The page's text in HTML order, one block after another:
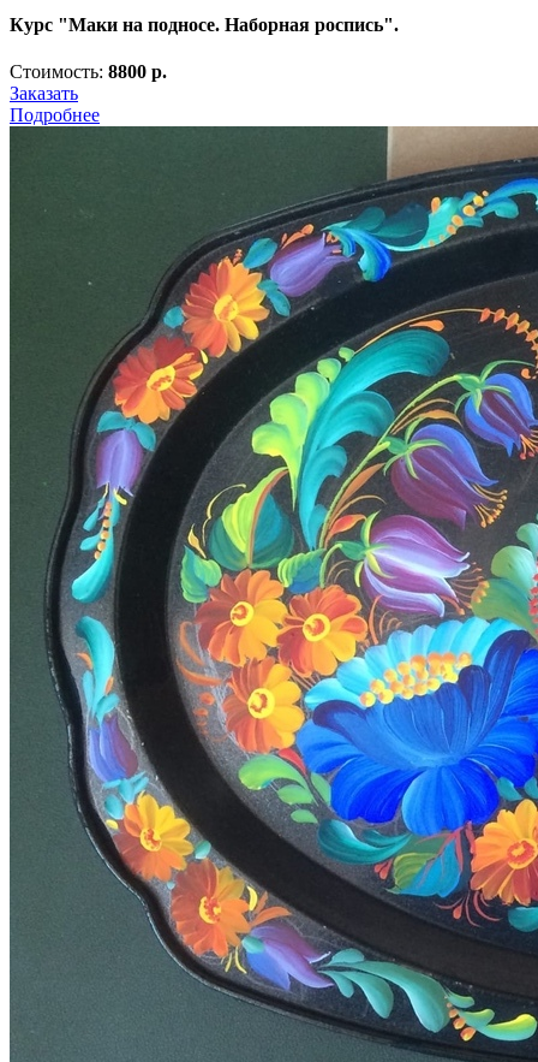
Курс "Маки на подносе. Наборная роспись".
Стоимость: 8800 р.
Заказать
Подробнее